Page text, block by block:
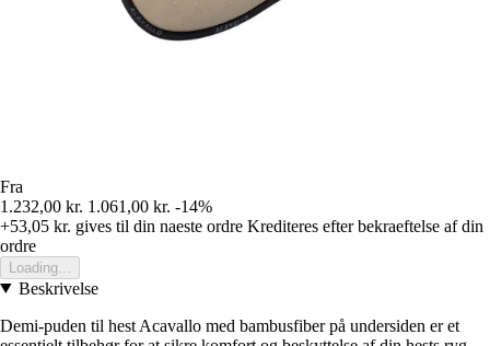
Fra
1.232,00 kr. 1.061,00 kr. -14%
+53,05 kr. gives til din naeste ordre Krediteres efter bekraeftelse af din
ordre
Loading...
Beskrivelse
Demi-puden til hest Acavallo med bambusfiber på undersiden er et